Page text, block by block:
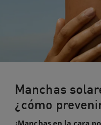
Manchas
¿cómo